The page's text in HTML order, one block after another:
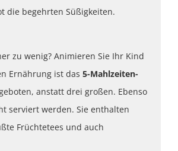
die begehrten Süßigkeiten.
zu wenig? Animieren Sie Ihr Kind
Ernährung ist das 5-Mahlzeiten-
anstatt drei großen. Ebenso
serviert werden. Sie enthalten
Früchtetees und auch